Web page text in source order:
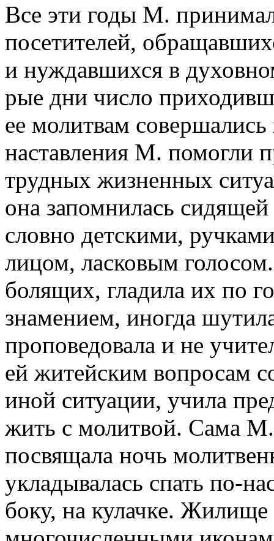
Все эти годы М.
посетителей,
и нуждавшихся в
рые дни число
ее молитвам
наставления М. помогли
трудных жизненных
она запомнилась
словно детскими,
лицом, ласковым
болящих, гладила их по
знамением, иногда
проповедовала и не
ей житейским вопросам
иной ситуации, учила
жить с молитвой. Сама
посвящала ночь
укладывалась спать по-
боку, на кулачке.